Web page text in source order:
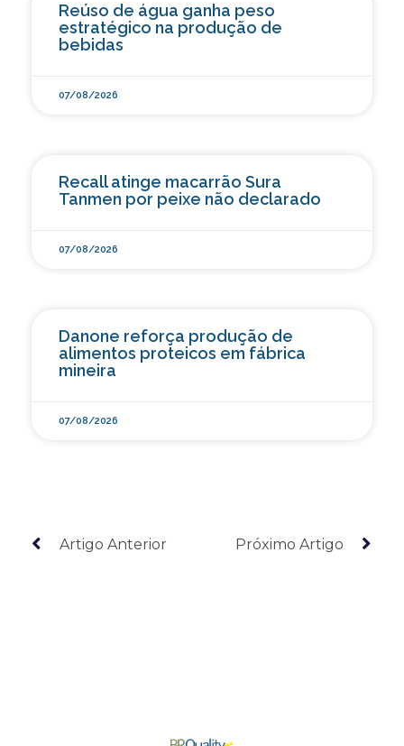
Reúso de água ganha peso
estratégico na produção de
bebidas
07/08/2026
Recall atinge macarrão Sura
Tanmen por peixe não declarado
07/08/2026
Danone reforça produção de
alimentos proteicos em fábrica
mineira
07/08/2026
Artigo Anterior Próximo Artigo